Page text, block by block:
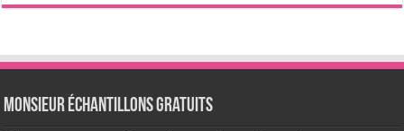
Monsieur échantillons Gratuits